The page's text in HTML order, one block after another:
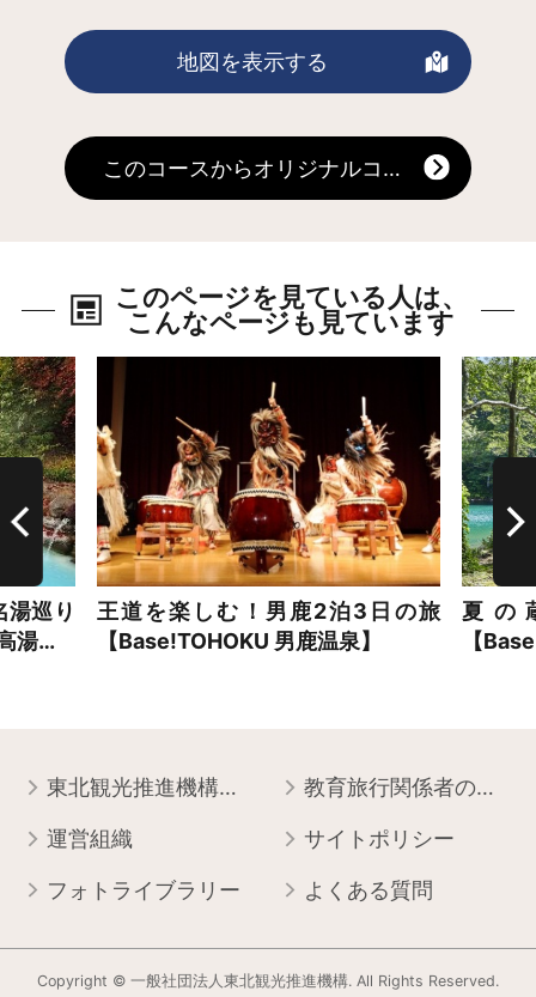
る飲食店や土産店が立ち並ぶほか、船
底のガラス窓から海底の様子を観察す
います。
地図を表示する
このコースからオリジナルコースを作る
このページを見ている人は、
こんなページも見ています
巡り
湯…
王道を楽しむ！男鹿2泊3日の旅
【Base!TOHOKU 男鹿温泉】
夏の
【
詳細は
東北観光推進機構について 教育旅行関係者の皆様へ
運営組織 サイトポリシー
フォトライブラリー よくある質問
Copyright © 一般社団法人東北観光推進機構. All Rights Reserved.